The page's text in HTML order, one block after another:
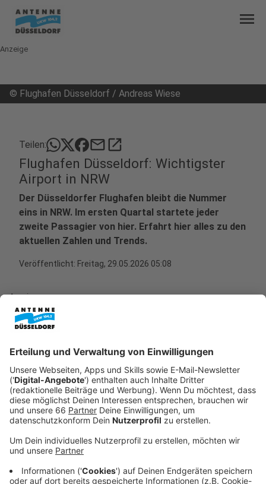
menu
Anzeige
© Flughafen Düsseldorf / Andreas Wiese
Teilen: mailopen_in_new
Flughafen Düsseldorf: Wichtigster
Airport in NRW
Der Düsseldorfer Flughafen bleibt die Nummer
eins in NRW. Im ersten Quartal startete jeder
zweite Passagier von hier. Erfahrt hier alles zu den
aktuellen Zahlen und Trends.
Veröffentlicht: Freitag, 29.05.2026 05:08
Anzeige
Daten der wichtigste Airport in Nordrhein-Westfalen.
Nach Angaben des Landesstatistikamts entfiel im
ersten Quartal mehr als die Hälfte aller Passagiere an
den sechs großen NRW-Flughäfen auf Düsseldorf. Für
Euch zeigt dies die zentrale Bedeutung des Standorts
für den Luftverkehr in der Region.
Anzeige